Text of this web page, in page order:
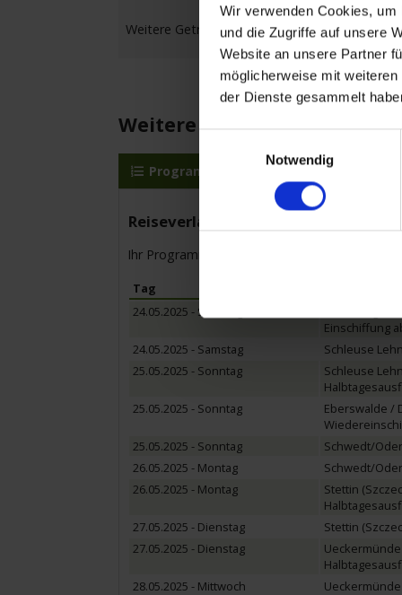
Wir verwenden Cookies,
und die Zugriffe auf unsere
Website an unsere Partner
möglicherweise mit
der Dienste gesammelt
Notwendig
Weitere Getränkepakete gegen geringen
Weitere Reisedetails
Programm MS Sans Souci
Reiseverlauf
Ihr Programm für die Kreuzfahrt vom
Tag
24.05.2025 - Samstag
Einschiffung
24.05.2025 - Samstag Schleuse
25.05.2025 - Sonntag
Schleuse
25.05.2025 - Sonntag
Eberswalde /
25.05.2025 - Sonntag Schwedt/
26.05.2025 - Montag
Schwedt/
26.05.2025 - Montag
Stettin
27.05.2025 - Dienstag Stettin
27.05.2025 - Dienstag
28.05.2025 - Mittwoch